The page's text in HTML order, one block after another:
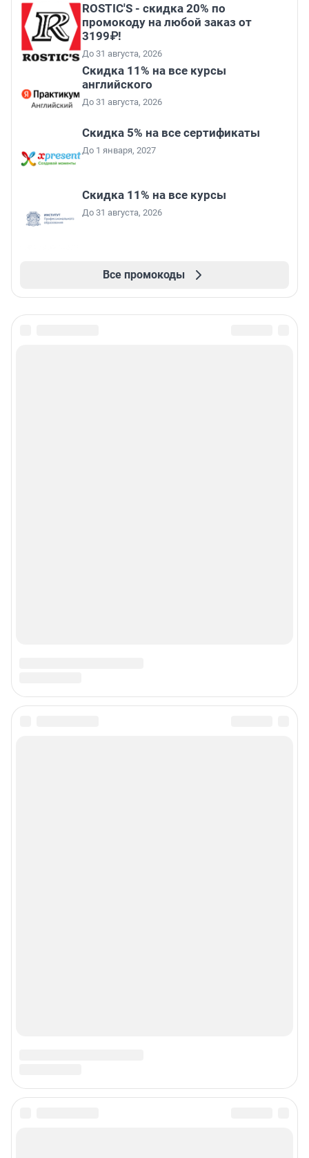
ROSTIC'S - скидка 20% по
промокоду на любой заказ от
3199₽!
До 31 августа, 2026
Скидка 11% на все курсы
английского
До 31 августа, 2026
Скидка 5% на все сертификаты
До 1 января, 2027
Скидка 11% на все курсы
До 31 августа, 2026
Все промокоды